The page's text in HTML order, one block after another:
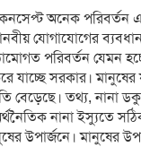
অনেক পরিবর্তন
যোগাযোগের
পরিবর্তন যেমন
যাচ্ছে সরকার।
বেড়েছে। তথ্য, নানা
নানা ইস্যুতে
উপার্জনে। মানুষের